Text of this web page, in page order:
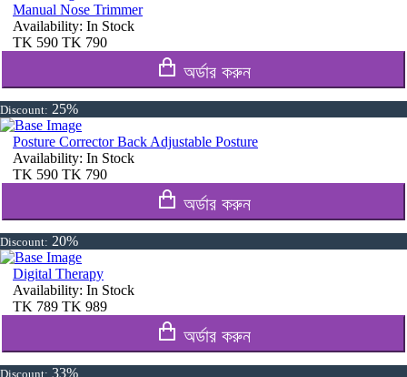
Manual Nose Trimmer
Availability: In Stock
TK 590 TK 790
অর্ডার করুন
Discount: 25%
Posture Corrector Back Adjustable Posture
Availability: In Stock
TK 590 TK 790
অর্ডার করুন
Discount: 20%
Digital Therapy
Availability: In Stock
TK 789 TK 989
অর্ডার করুন
Discount: 33%